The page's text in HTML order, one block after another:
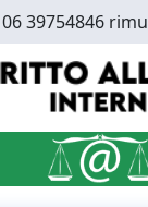
39754846